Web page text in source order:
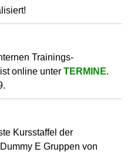
Trainings-
online unter TERMINE.
Kursstaffel der
E Gruppen von